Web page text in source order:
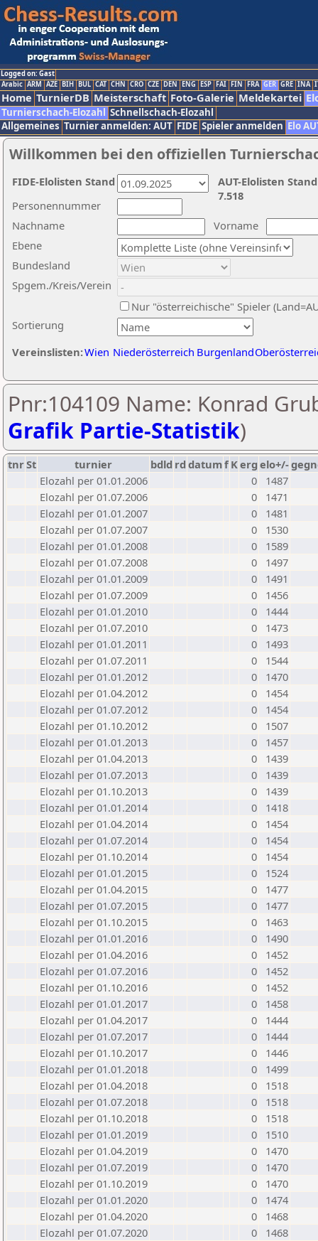
Logged on: Gast
Arabic ARM AZE BIH BUL CAT CHN CRO CZE DEN ENG ESP FAI FIN FRA GER GRE INA
Home TurnierDB Meisterschaft Foto-Galerie Meldekartei
Turnierschach-Elozahl Schnellschach-Elozahl
Allgemeines Turnier anmelden: AUT FIDE Spieler anmelden Elo
Willkommen bei den offiziellen
Nachname
Vorname
Ebene
Sortierung
Personennummer
Bundesland
Spgem./Kreis/Verein
Nur "österreichische" Spieler
Vereinslisten:Wien Niederösterreich Burgenland
AUT-Elolisten
7.518
FIDE-Elolisten Stand
Pnr:104109 Name: Konrad
Grafik Partie-Statistik)
tnrSt turnier bdld rd datumf Kerg elo+/-
Elozahl per 01.01.2006
0
1487
Elozahl per 01.07.2006
0
1471
Elozahl per 01.01.2007
0
1481
Elozahl per 01.07.2007
0
1530
Elozahl per 01.01.2008
0
1589
Elozahl per 01.07.2008
0
1497
Elozahl per 01.01.2009
0
1491
Elozahl per 01.07.2009
0
1456
Elozahl per 01.01.2010
0
1444
Elozahl per 01.07.2010
0
1473
Elozahl per 01.01.2011
0
1493
Elozahl per 01.07.2011
0
1544
Elozahl per 01.01.2012
0
1470
Elozahl per 01.04.2012
0
1454
Elozahl per 01.07.2012
0
1454
Elozahl per 01.10.2012
0
1507
Elozahl per 01.01.2013
0
1457
Elozahl per 01.04.2013
0
1439
Elozahl per 01.07.2013
0
1439
Elozahl per 01.10.2013
0
1439
Elozahl per 01.01.2014
0
1418
Elozahl per 01.04.2014
0
1454
Elozahl per 01.07.2014
0
1454
Elozahl per 01.10.2014
0
1454
Elozahl per 01.01.2015
0
1524
Elozahl per 01.04.2015
0
1477
Elozahl per 01.07.2015
0
1477
Elozahl per 01.10.2015
0
1463
Elozahl per 01.01.2016
0
1490
Elozahl per 01.04.2016
0
1452
Elozahl per 01.07.2016
0
1452
Elozahl per 01.10.2016
0
1452
Elozahl per 01.01.2017
0
1458
Elozahl per 01.04.2017
0
1444
Elozahl per 01.07.2017
0
1444
Elozahl per 01.10.2017
0
1446
Elozahl per 01.01.2018
0
1499
Elozahl per 01.04.2018
0
1518
Elozahl per 01.07.2018
0
1518
Elozahl per 01.10.2018
0
1518
Elozahl per 01.01.2019
0
1510
Elozahl per 01.04.2019
0
1470
Elozahl per 01.07.2019
0
1470
Elozahl per 01.10.2019
0
1470
Elozahl per 01.01.2020
0
1474
Elozahl per 01.04.2020
0
1468
Elozahl per 01.07.2020
0
1468